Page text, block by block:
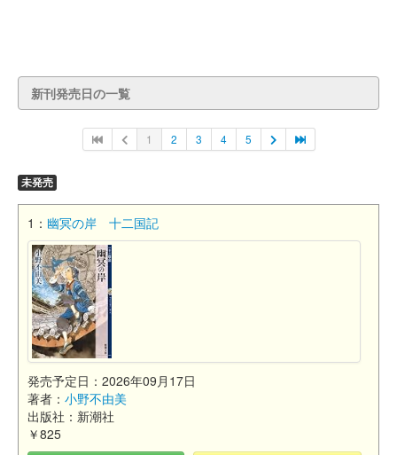
新刊発売日の一覧
1 2 3 4 5
未発売
1： 幽冥の岸 十二国記
発売予定日：2026年09月17日
著者： 小野不由美
出版社：新潮社
￥825